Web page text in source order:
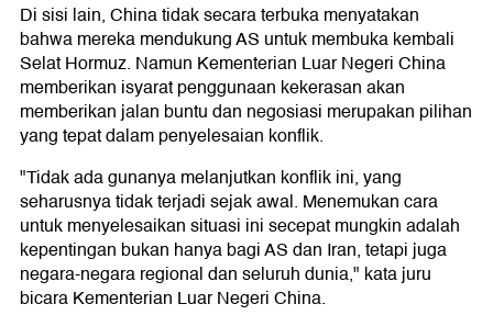
Di sisi lain, China tidak secara terbuka menyatakan
bahwa mereka mendukung AS untuk membuka kembali
Selat Hormuz. Namun Kementerian Luar Negeri China
memberikan isyarat penggunaan kekerasan akan
memberikan jalan buntu dan negosiasi merupakan pilihan
yang tepat dalam penyelesaian konflik.
"Tidak ada gunanya melanjutkan konflik ini, yang
seharusnya tidak terjadi sejak awal. Menemukan cara
untuk menyelesaikan situasi ini secepat mungkin adalah
kepentingan bukan hanya bagi AS dan Iran, tetapi juga
negara-negara regional dan seluruh dunia," kata juru
bicara Kementerian Luar Negeri China.